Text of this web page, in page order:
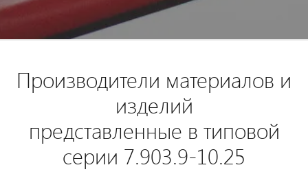
Производители материалов и
изделий
представленные в типовой
серии 7.903.9-10.25